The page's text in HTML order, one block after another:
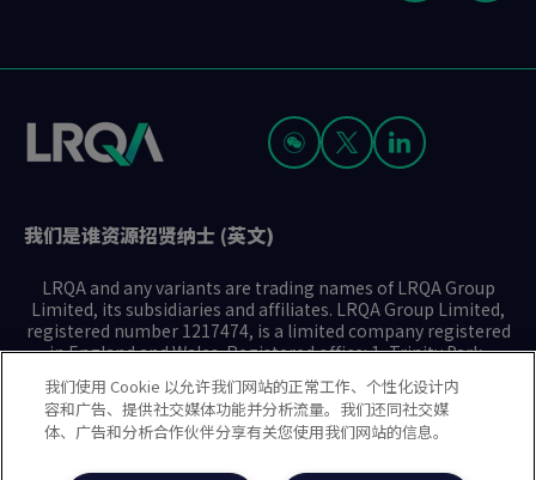
123456789
我们是谁资源招贤纳士 (英文)
LRQA and any variants are trading names of LRQA Group
Limited, its subsidiaries and affiliates. LRQA Group Limited,
registered number 1217474, is a limited company registered
in England and Wales. Registered office: 1, Trinity Park,
Bickenhill Lane, Birmingham B37 7ES. © 2025 LRQA Group
Limited.
我们使用 Cookie 以允许我们网站的正常工作、个性化设计内
容和广告、提供社交媒体功能并分析流量。我们还同社交媒
体、广告和分析合作伙伴分享有关您使用我们网站的信息。